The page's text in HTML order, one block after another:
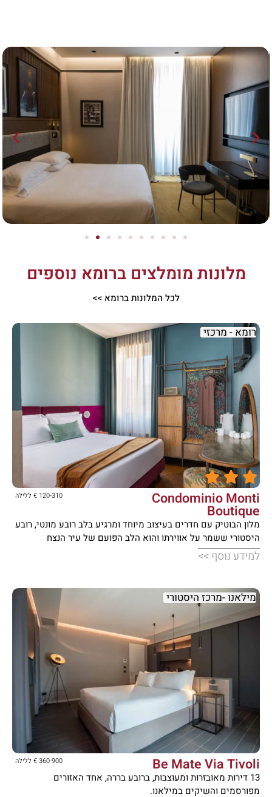
מלונות מומלצים ברומא נוספים
לכל המלונות ברומא >>





Condominio Monti
Boutique
120-310 € ללילה
מלון הבוטיק עם חדרים בעיצוב מיוחד ומרגיע בלב רובע מונטי, רובע
היסטורי ששמר על אווירתו והוא הלב הפועם של עיר הנצח
למידע נוסף >>
רומא - מרכזי





Be Mate Via Tivoli 360-900 € ללילה
13 דירות מאובזרות ומעוצבות, ברובע בררה, אחד האזורים
מפורסמים והשיקים במילאנו.
מילאנו -מרכז היסטורי